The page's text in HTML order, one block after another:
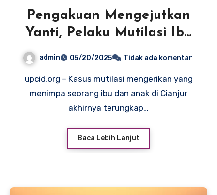
Pengakuan Mengejutkan
Yanti, Pelaku Mutilasi Ibu
dan Anak di Cianjur: “Saya
admin 05/20/2025 Tidak ada komentar
upcid.org – Kasus mutilasi mengerikan yang
menimpa seorang ibu dan anak di Cianjur
akhirnya terungkap…
Baca Lebih Lanjut